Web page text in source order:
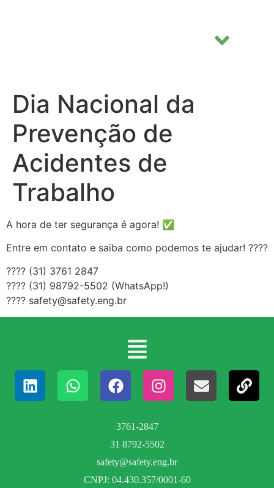
Dia Nacional da
Prevenção de
Acidentes de
Trabalho
A hora de ter segurança é agora! ✅
Entre em contato e saiba como podemos te ajudar! ????
???? (31) 3761 2847
???? (31) 98792-5502 (WhatsApp!)
???? safety@safety.eng.br⠀
3761-2847
31 8792-5502
safety@safety.eng.br
CNPJ: 04.430.357/0001-60